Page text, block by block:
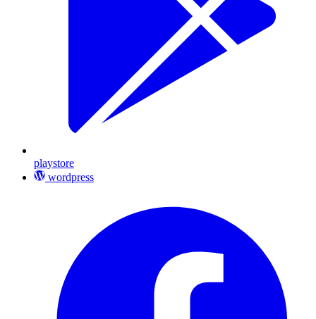
playstore
wordpress